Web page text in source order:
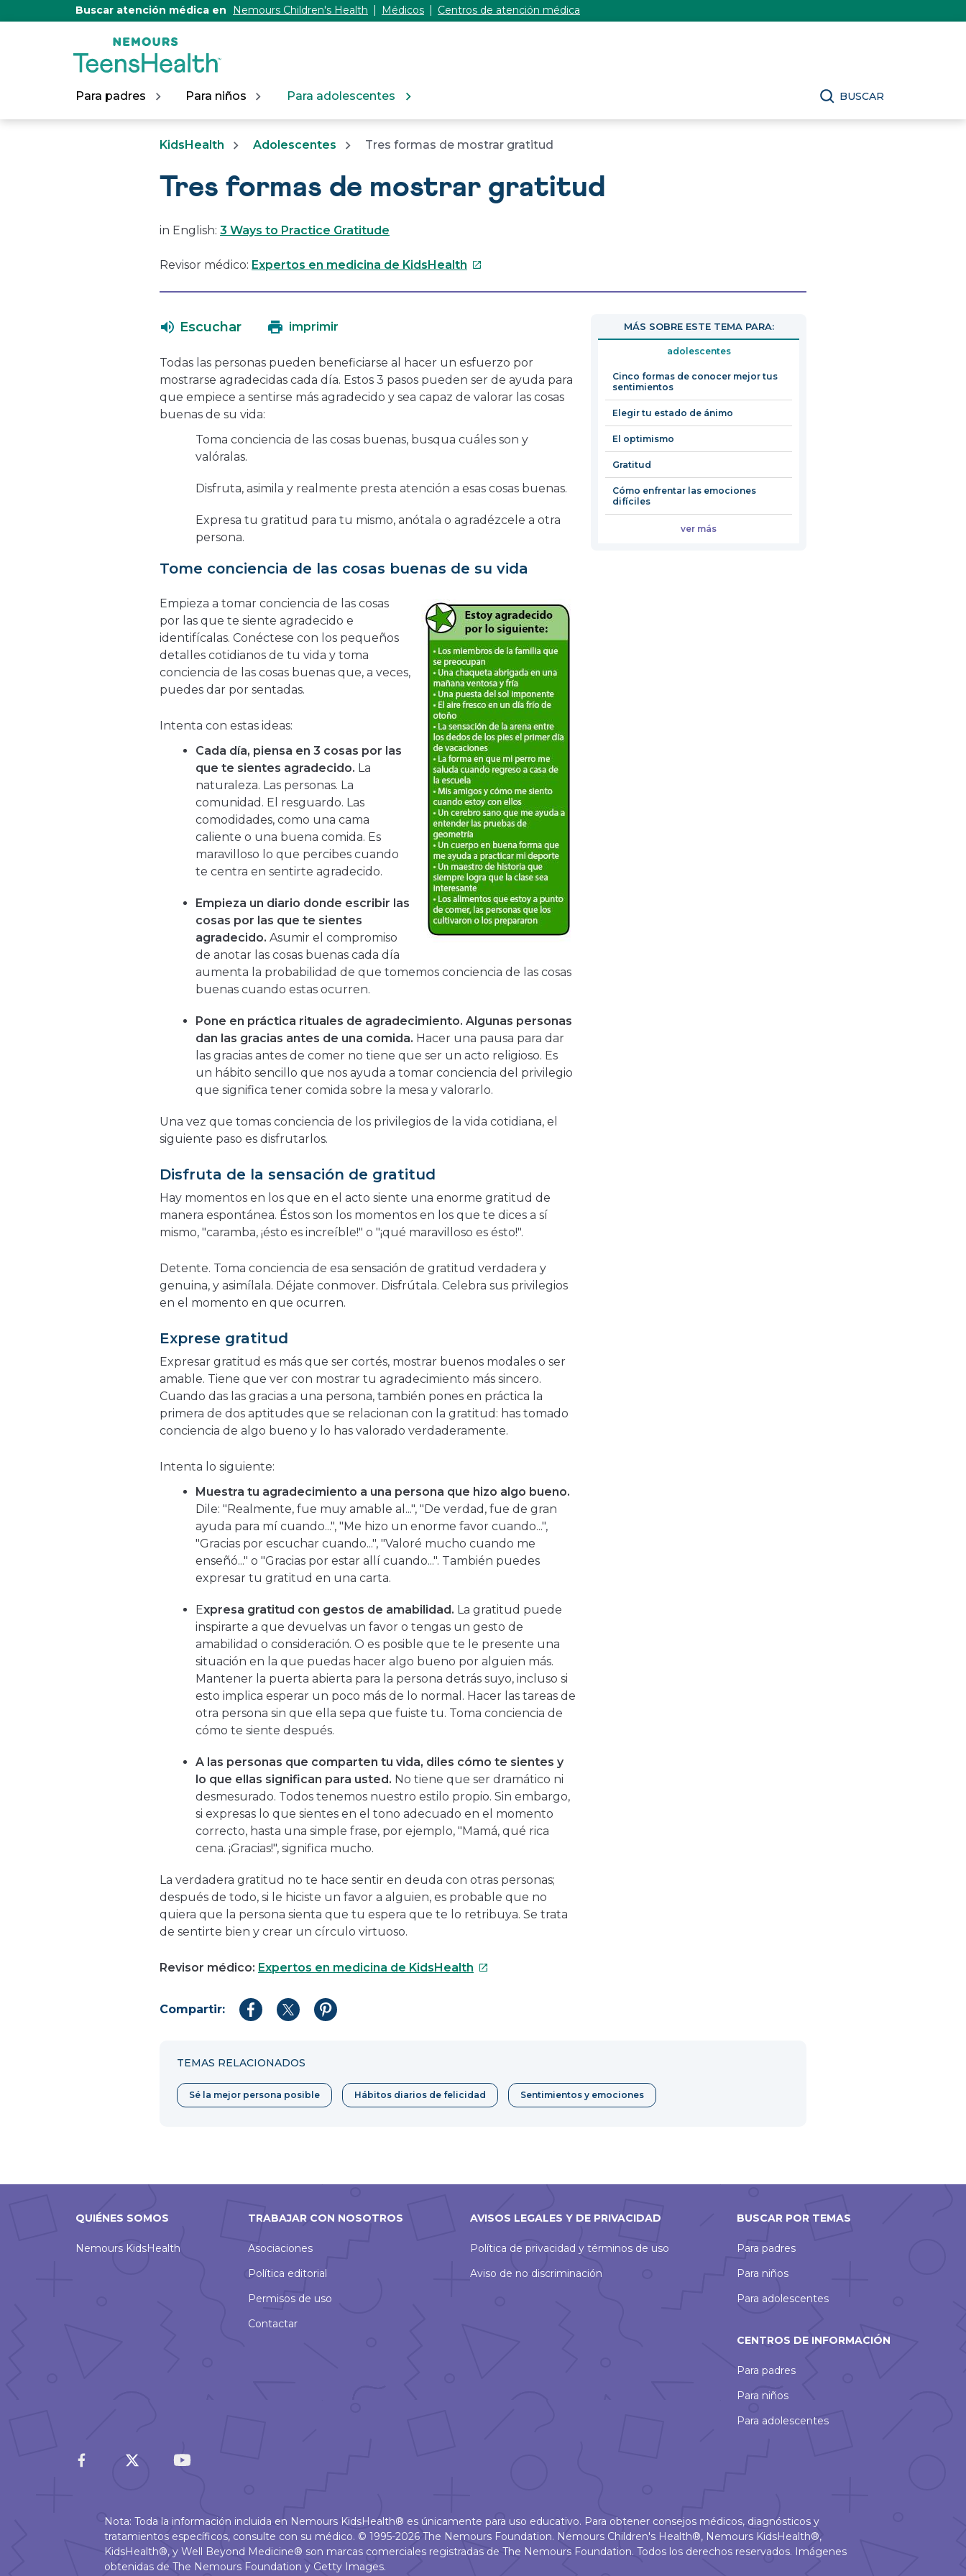
Buscar atención médica en Nemours Children's Health Médicos Centros de atención médica
Para padres Para niños Para adolescentes BUSCAR
KidsHealth Adolescentes Tres formas de mostrar gratitud
Tres formas de mostrar gratitud
in English: 3 Ways to Practice Gratitude
Revisor médico: Expertos en medicina de KidsHealth Este
nueva
ventana
Escuchar imprimir
Todas las personas pueden beneficiarse al hacer un esfuerzo por
mostrarse agradecidas cada día. Estos 3 pasos pueden ser de ayuda para
que empiece a sentirse más agradecido y sea capaz de valorar las cosas
buenas de su vida:
Toma conciencia de las cosas buenas, busqua cuáles son y
valóralas.
Disfruta, asimila y realmente presta atención a esas cosas buenas.
Expresa tu gratitud para tu mismo, anótala o agradézcele a otra
persona.
Tome conciencia de las cosas buenas de su vida
Empieza a tomar conciencia de las cosas
por las que te siente agradecido e
identifícalas. Conéctese con los pequeños
detalles cotidianos de tu vida y toma
conciencia de las cosas buenas que, a veces,
puedes dar por sentadas.
Intenta con estas ideas:
Cada día, piensa en 3 cosas por las
que te sientes agradecido. La
naturaleza. Las personas. La
comunidad. El resguardo. Las
comodidades, como una cama
caliente o una buena comida. Es
maravilloso lo que percibes cuando
te centra en sentirte agradecido.
Empieza un diario donde escribir las
cosas por las que te sientes
agradecido. Asumir el compromiso
de anotar las cosas buenas cada día
aumenta la probabilidad de que tomemos conciencia de las cosas
buenas cuando estas ocurren.
Pone en práctica rituales de agradecimiento. Algunas personas
dan las gracias antes de una comida. Hacer una pausa para dar
las gracias antes de comer no tiene que ser un acto religioso. Es
un hábito sencillo que nos ayuda a tomar conciencia del privilegio
que significa tener comida sobre la mesa y valorarlo.
Una vez que tomas conciencia de los privilegios de la vida cotidiana, el
siguiente paso es disfrutarlos.
Disfruta de la sensación de gratitud
Hay momentos en los que en el acto siente una enorme gratitud de
manera espontánea. Éstos son los momentos en los que te dices a sí
mismo, "caramba, ¡ésto es increíble!" o "¡qué maravilloso es ésto!".
Detente. Toma conciencia de esa sensación de gratitud verdadera y
genuina, y asimílala. Déjate conmover. Disfrútala. Celebra sus privilegios
en el momento en que ocurren.
Exprese gratitud
Expresar gratitud es más que ser cortés, mostrar buenos modales o ser
amable. Tiene que ver con mostrar tu agradecimiento más sincero.
Cuando das las gracias a una persona, también pones en práctica la
primera de dos aptitudes que se relacionan con la gratitud: has tomado
conciencia de algo bueno y lo has valorado verdaderamente.
Intenta lo siguiente:
Muestra tu agradecimiento a una persona que hizo algo bueno.
Dile: "Realmente, fue muy amable al...", "De verdad, fue de gran
ayuda para mí cuando...", "Me hizo un enorme favor cuando...",
"Gracias por escuchar cuando...", "Valoré mucho cuando me
enseñó..." o "Gracias por estar allí cuando...". También puedes
expresar tu gratitud en una carta.
Expresa gratitud con gestos de amabilidad. La gratitud puede
inspirarte a que devuelvas un favor o tengas un gesto de
amabilidad o consideración. O es posible que te le presente una
situación en la que puedas hacer algo bueno por alguien más.
Mantener la puerta abierta para la persona detrás suyo, incluso si
esto implica esperar un poco más de lo normal. Hacer las tareas de
otra persona sin que ella sepa que fuiste tu. Toma conciencia de
cómo te siente después.
A las personas que comparten tu vida, diles cómo te sientes y
lo que ellas significan para usted. No tiene que ser dramático ni
desmesurado. Todos tenemos nuestro estilo propio. Sin embargo,
si expresas lo que sientes en el tono adecuado en el momento
correcto, hasta una simple frase, por ejemplo, "Mamá, qué rica
cena. ¡Gracias!", significa mucho.
La verdadera gratitud no te hace sentir en deuda con otras personas;
después de todo, si le hiciste un favor a alguien, es probable que no
quiera que la persona sienta que tu espera que te lo retribuya. Se trata
de sentirte bien y crear un círculo virtuoso.
Revisor médico: Expertos en medicina de KidsHealth Este
ventana
MÁS SOBRE ESTE TEMA PARA:
adolescentes
Cinco formas de conocer mejor tus
sentimientos
Elegir tu estado de ánimo
El optimismo
Gratitud
Cómo enfrentar las emociones
difíciles
ver más
Compartir:
CompartirCompartirCompartir
TEMAS RELACIONADOS
Sé la mejor persona posible Hábitos diarios de felicidad Sentimientos y emociones
QUIÉNES SOMOS
Nemours KidsHealth
TRABAJAR CON NOSOTROS
Asociaciones
Política editorial
Permisos de uso
Contactar
AVISOS LEGALES Y DE PRIVACIDAD
Política de privacidad y términos de uso
Aviso de no discriminación
BUSCAR POR TEMAS
Para padres
Para niños
Para adolescentes
CENTROS DE INFORMACIÓN
Para padres
Para niños
Para adolescentes
Nota: Toda la información incluida en Nemours KidsHealth® es únicamente para uso educativo. Para obtener consejos médicos, diagnósticos y
tratamientos específicos, consulte con su médico. © 1995-2026 The Nemours Foundation. Nemours Children's Health®, Nemours KidsHealth®,
KidsHealth®, y Well Beyond Medicine® son marcas comerciales registradas de The Nemours Foundation. Todos los derechos reservados. Imágenes
obtenidas de The Nemours Foundation y Getty Images.